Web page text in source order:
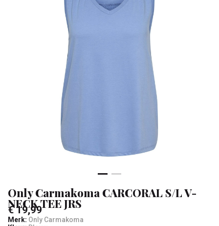
Only Carmakoma CARCORAL S/L V-
NECK TEE JRS
€ 19,99
Merk: Only Carmakoma